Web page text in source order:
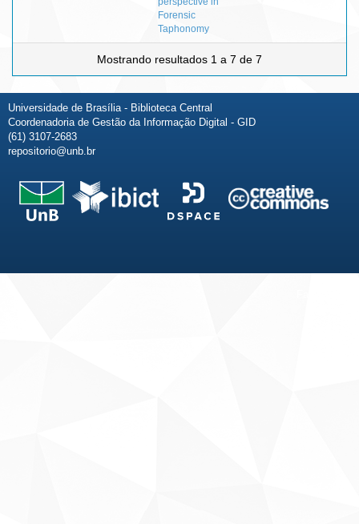
Forensic
Taphonomy
Mostrando resultados 1 a 7 de 7
Universidade de Brasília - Biblioteca Central
Coordenadoria de Gestão da Informação Digital - GID
(61) 3107-2683
repositorio@unb.br